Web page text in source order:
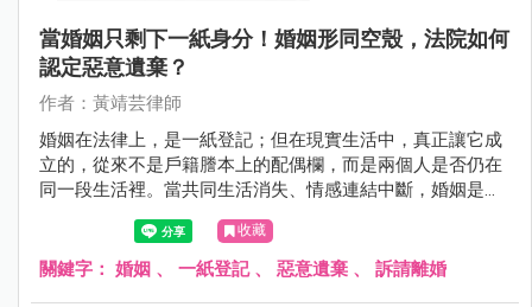
當婚姻只剩下一紙身分！婚姻形同空殼，法院如何
認定惡意遺棄？
作者：黃靖芸律師
婚姻在法律上，是一紙登記；但在現實生活中，真正讓它成
立的，從來不是戶籍謄本上的配偶欄，而是兩個人是否仍在
同一段生活裡。當共同生活消失、情感連結中斷，婚姻是否
還存在？又或者，只是形式上的空殼？當一段關係長年停
擺，留下來的一方，是否只能無止盡地等待？這些看似私密
的感情問題，最終往往會走進法院，成為必須由法律來回答
收藏
關鍵字： 婚姻 、 一紙登記、 惡意遺棄 、 訴請離婚